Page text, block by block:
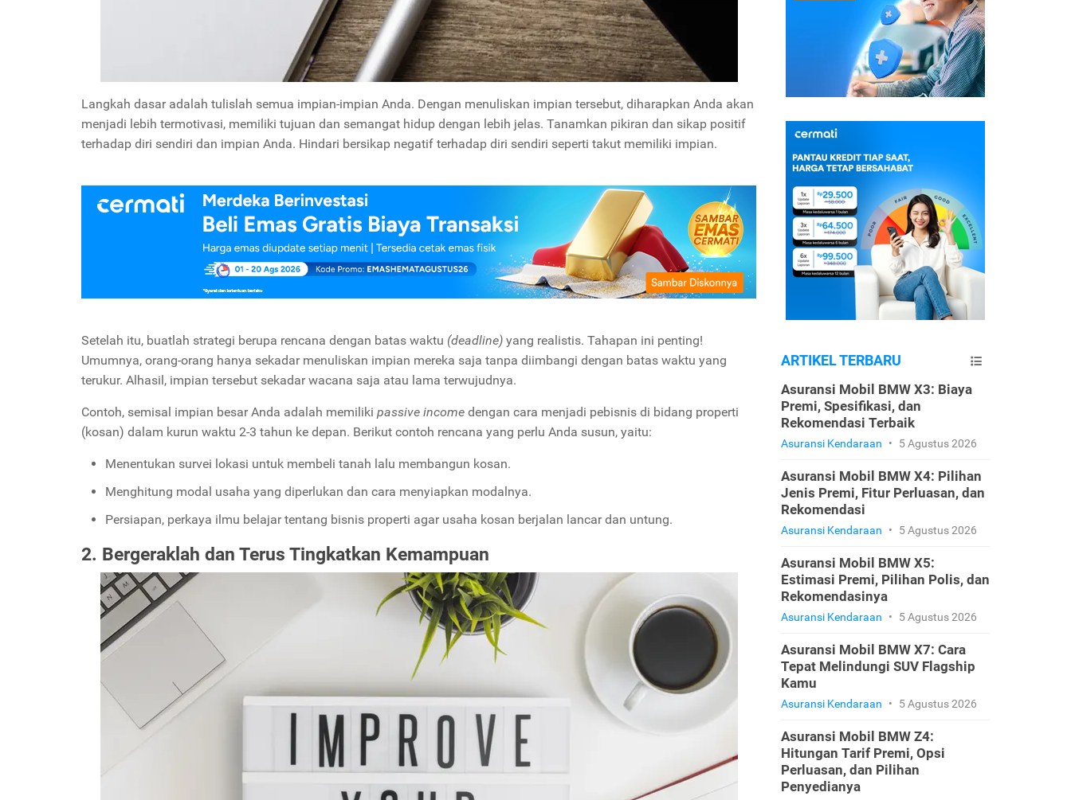
Langkah dasar adalah tulislah semua impian-impian Anda. Dengan menuliskan impian tersebut, diharapkan Anda akan
menjadi lebih termotivasi, memiliki tujuan dan semangat hidup dengan lebih jelas. Tanamkan pikiran dan sikap positif
terhadap diri sendiri dan impian Anda. Hindari bersikap negatif terhadap diri sendiri seperti takut memiliki impian.
Setelah itu, buatlah strategi berupa rencana dengan batas waktu (deadline) yang realistis. Tahapan ini penting!
Umumnya, orang-orang hanya sekadar menuliskan impian mereka saja tanpa diimbangi dengan batas waktu yang
terukur. Alhasil, impian tersebut sekadar wacana saja atau lama terwujudnya.
Contoh, semisal impian besar Anda adalah memiliki passive income dengan cara menjadi pebisnis di bidang properti
(kosan) dalam kurun waktu 2-3 tahun ke depan. Berikut contoh rencana yang perlu Anda susun, yaitu:
Menentukan survei lokasi untuk membeli tanah lalu membangun kosan.
Menghitung modal usaha yang diperlukan dan cara menyiapkan modalnya.
Persiapan, perkaya ilmu belajar tentang bisnis properti agar usaha kosan berjalan lancar dan untung.
2. Bergeraklah dan Terus Tingkatkan Kemampuan
ARTIKEL TERBARU
Asuransi Mobil BMW X3: Biaya
Premi, Spesifikasi, dan
Rekomendasi Terbaik
Asuransi Kendaraan • 5 Agustus 2026
Asuransi Mobil BMW X4: Pilihan
Jenis Premi, Fitur Perluasan, dan
Rekomendasi
Asuransi Kendaraan • 5 Agustus 2026
Asuransi Mobil BMW X5:
Estimasi Premi, Pilihan Polis, dan
Rekomendasinya
Asuransi Kendaraan • 5 Agustus 2026
Asuransi Mobil BMW X7: Cara
Tepat Melindungi SUV Flagship
Kamu
Asuransi Kendaraan • 5 Agustus 2026
Asuransi Mobil BMW Z4:
Hitungan Tarif Premi, Opsi
Perluasan, dan Pilihan
Penyedianya